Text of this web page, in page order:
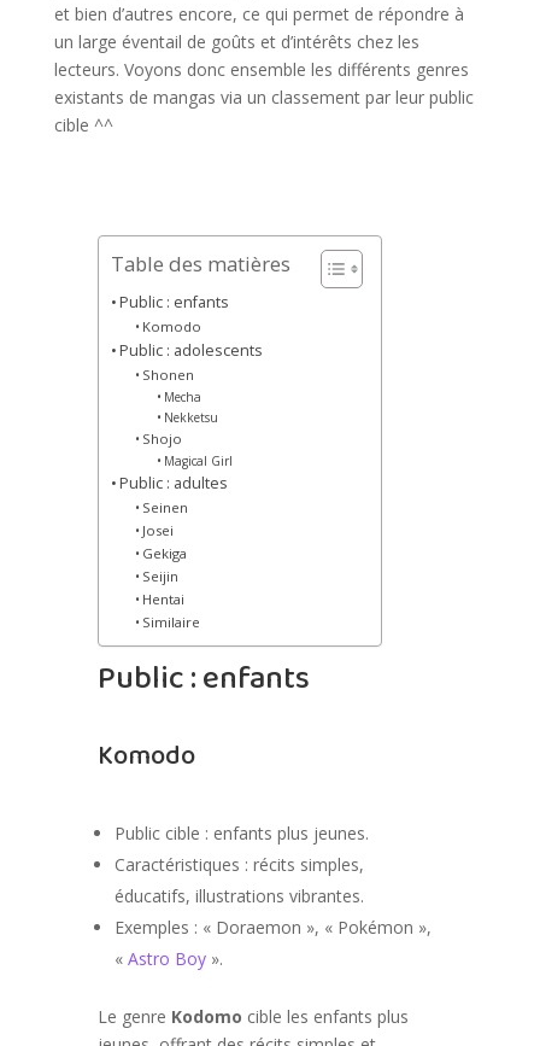
et bien d’autres encore, ce qui permet de répondre à
un large éventail de goûts et d’intérêts chez les
lecteurs. Voyons donc ensemble les différents genres
existants de mangas via un classement par leur public
cible ^^
Table des matières
Public : enfants
Komodo
Public : adolescents
Shonen
Mecha
Nekketsu
Shojo
Magical Girl
Public : adultes
Seinen
Josei
Gekiga
Seijin
Hentai
Similaire
Public : enfants
Komodo
Public cible : enfants plus jeunes.
Caractéristiques : récits simples,
éducatifs, illustrations vibrantes.
Exemples : « Doraemon », « Pokémon »,
« Astro Boy».
Le genre Kodomo cible les enfants plus